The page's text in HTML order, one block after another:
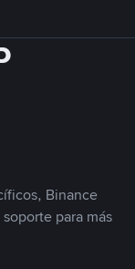
Binance
para más